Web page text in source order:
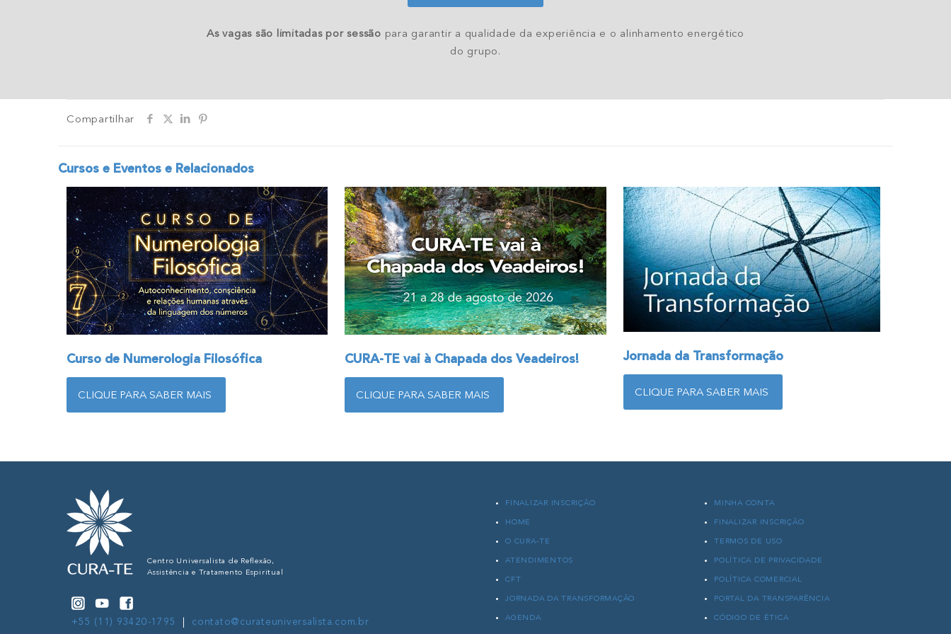
As vagas são limitadas por sessão para garantir a qualidade da experiência e o alinhamento energético
do grupo.
Compartilhar
Cursos e Eventos e Relacionados
Curso de Numerologia Filosófica
CLIQUE PARA SABER MAIS
CURA-TE vai à Chapada dos Veadeiros!
CLIQUE PARA SABER MAIS
Jornada da Transformação
CLIQUE PARA SABER MAIS
Centro Universalista de Reflexão,
Assistência e Tratamento Espiritual
+55 (11) 93420-1795 contato@curateuniversalista.com.br
FINALIZAR INSCRIÇÃO
HOME
O CURA-TE
ATENDIMENTOS
CFT
JORNADA DA TRANSFORMAÇÃO
AGENDA
MINHA CONTA
FINALIZAR INSCRIÇÃO
TERMOS DE USO
POLÍTICA DE PRIVACIDADE
POLÍTICA COMERCIAL
PORTAL DA TRANSPARÊNCIA
CÓDIGO DE ÉTICA